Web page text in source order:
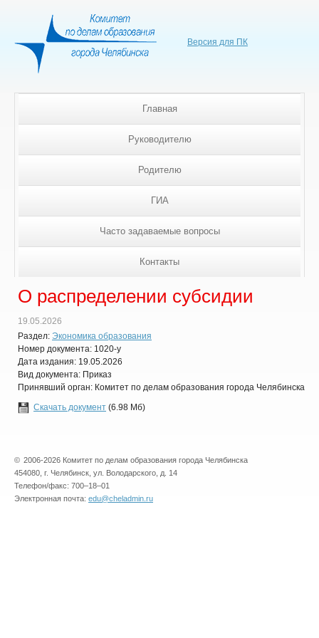
Версия для ПК
Главная
Руководителю
Родителю
ГИА
Часто задаваемые вопросы
Контакты
О распределении субсидии
19.05.2026
Раздел: Экономика образования
Номер документа: 1020-у
Дата издания: 19.05.2026
Вид документа: Приказ
Принявший орган: Комитет по делам образования города Челябинска
Скачать документ (6.98 Мб)
© 2006-2026 Комитет по делам образования города Челябинска
454080, г. Челябинск, ул. Володарского, д. 14
Телефон/факс: 700–18–01
Электронная почта: edu@cheladmin.ru